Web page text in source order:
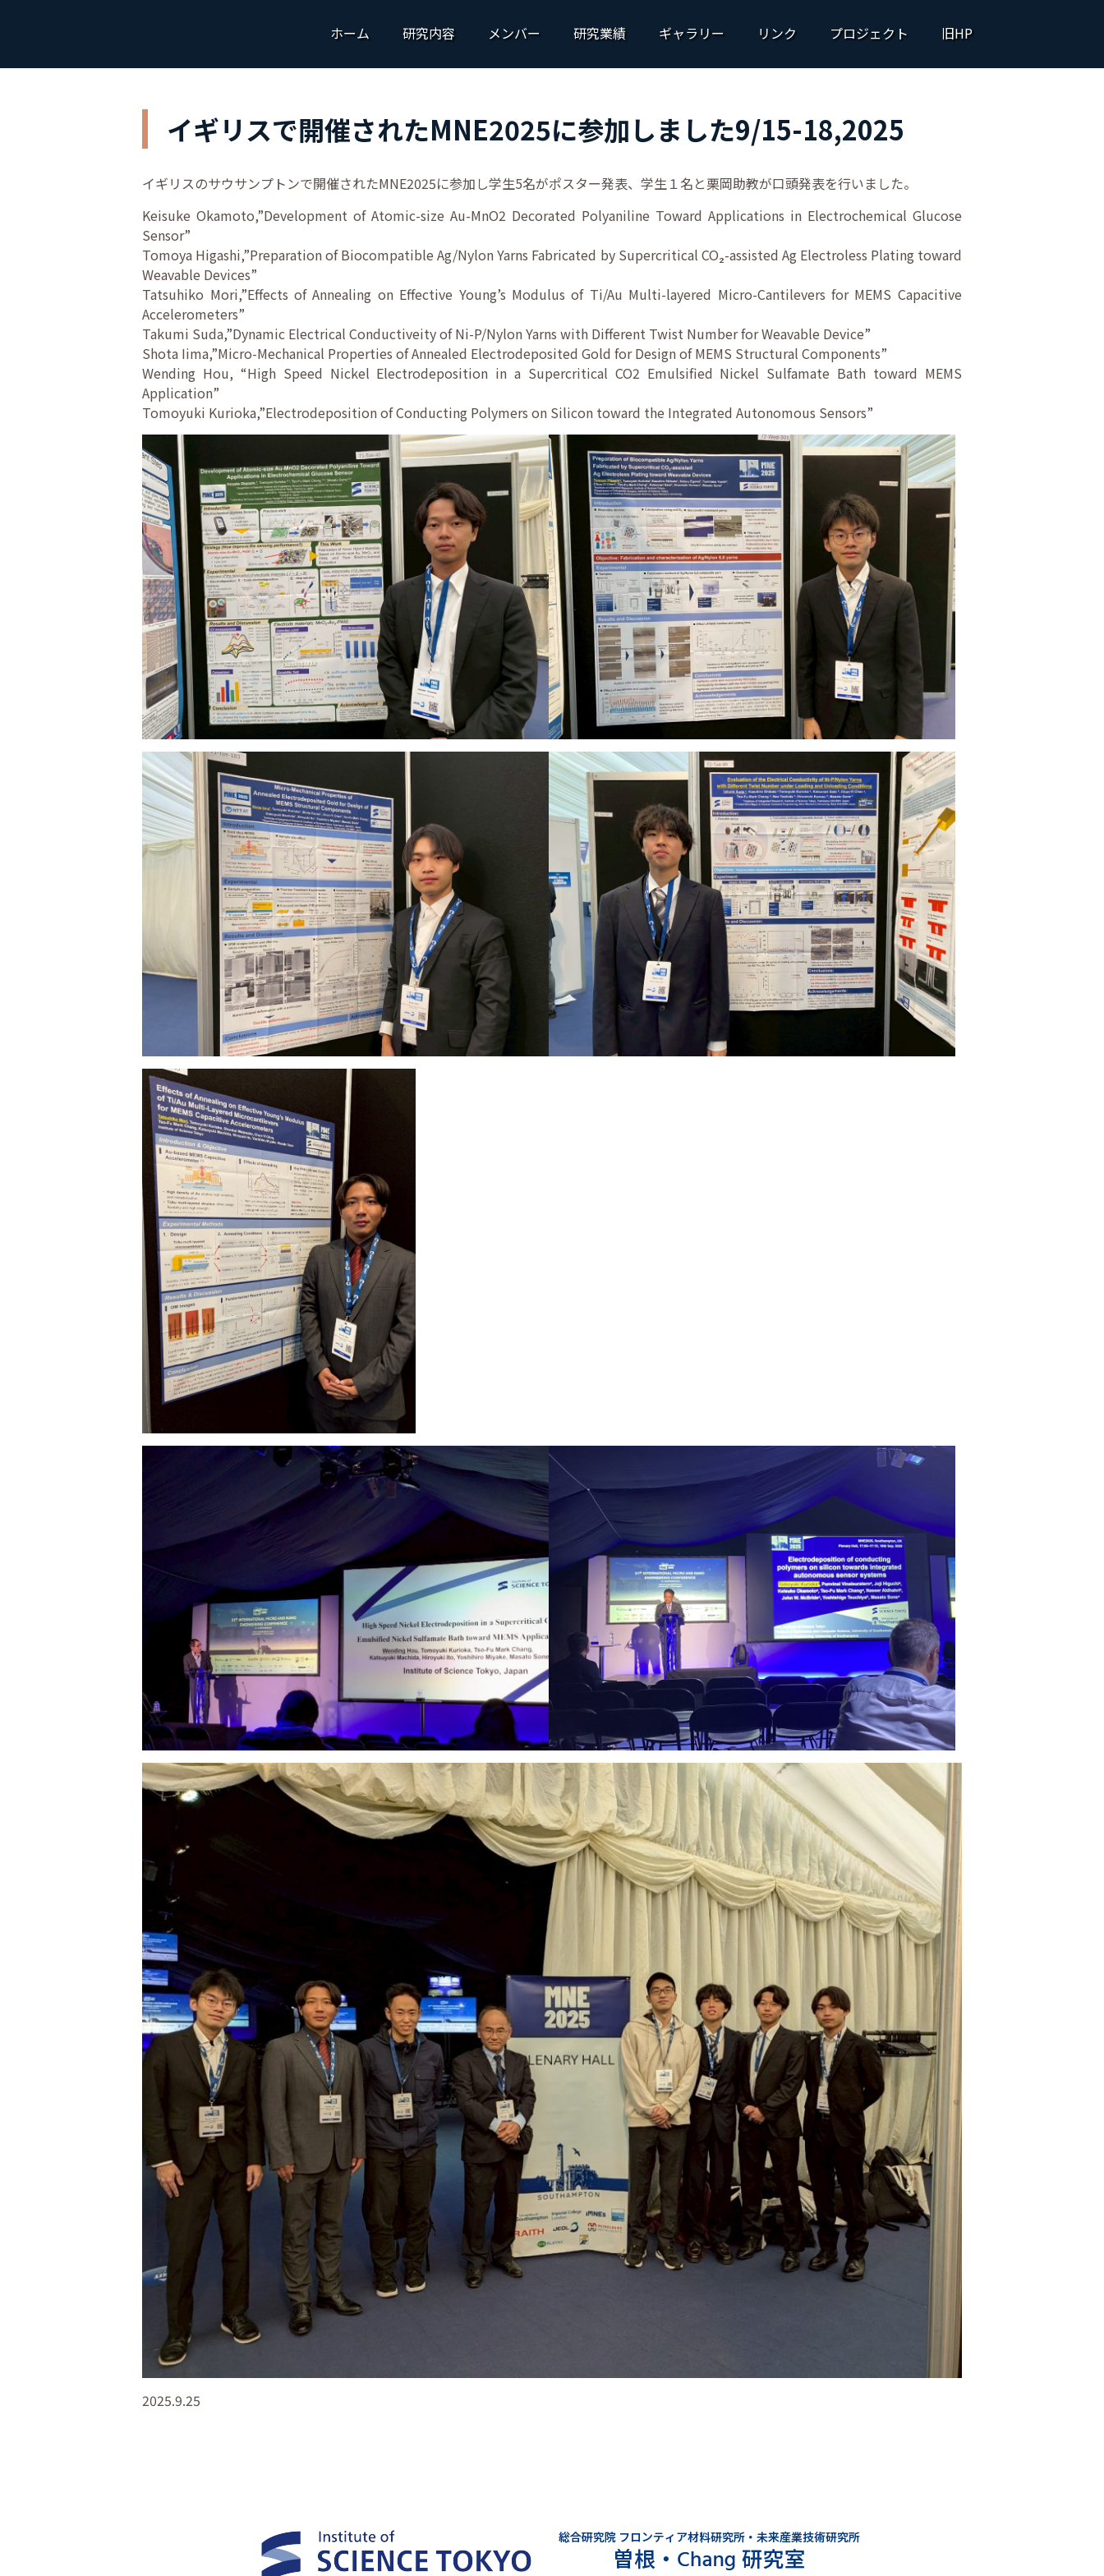
ホーム 研究内容 メンバー 研究業績 ギャラリー リンク プロジェクト 旧HP
イギリスで開催されたMNE2025に参加しました9/15-18,2025
イギリスのサウサンプトンで開催されたMNE2025に参加し学生5名がポスター発表、学生１名と栗岡助教が口頭発表を行いました。
Keisuke Okamoto,”Development of Atomic-size Au-MnO2 Decorated Polyaniline Toward Applications in Electrochemical Glucose
Sensor”
Tomoya Higashi,”Preparation of Biocompatible Ag/Nylon Yarns Fabricated by Supercritical CO₂-assisted Ag Electroless Plating toward
Weavable Devices”
Tatsuhiko Mori,”Effects of Annealing on Effective Young’s Modulus of Ti/Au Multi-layered Micro-Cantilevers for MEMS Capacitive
Accelerometers”
Takumi Suda,”Dynamic Electrical Conductiveity of Ni-P/Nylon Yarns with Different Twist Number for Weavable Device”
Shota Iima,”Micro-Mechanical Properties of Annealed Electrodeposited Gold for Design of MEMS Structural Components”
Wending Hou, “High Speed Nickel Electrodeposition in a Supercritical CO2 Emulsified Nickel Sulfamate Bath toward MEMS
Application”
Tomoyuki Kurioka,”Electrodeposition of Conducting Polymers on Silicon toward the Integrated Autonomous Sensors”
2025.9.25